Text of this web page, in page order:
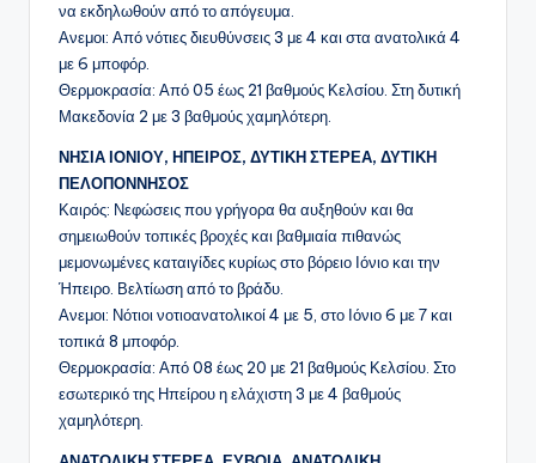
να εκδηλωθούν από το απόγευμα.
Ανεμοι: Από νότιες διευθύνσεις 3 με 4 και στα ανατολικά 4
με 6 μποφόρ.
Θερμοκρασία: Από 05 έως 21 βαθμούς Κελσίου. Στη δυτική
Μακεδονία 2 με 3 βαθμούς χαμηλότερη.
ΝΗΣΙΑ ΙΟΝΙΟΥ, ΗΠΕΙΡΟΣ, ΔΥΤΙΚΗ ΣΤΕΡΕΑ, ΔΥΤΙΚΗ
ΠΕΛΟΠΟΝΝΗΣΟΣ
Καιρός: Νεφώσεις που γρήγορα θα αυξηθούν και θα
σημειωθούν τοπικές βροχές και βαθμιαία πιθανώς
μεμονωμένες καταιγίδες κυρίως στο βόρειο Ιόνιο και την
Ήπειρο. Βελτίωση από το βράδυ.
Ανεμοι: Νότιοι νοτιοανατολικοί 4 με 5, στο Ιόνιο 6 με 7 και
τοπικά 8 μποφόρ.
Θερμοκρασία: Από 08 έως 20 με 21 βαθμούς Κελσίου. Στο
εσωτερικό της Ηπείρου η ελάχιστη 3 με 4 βαθμούς
χαμηλότερη.